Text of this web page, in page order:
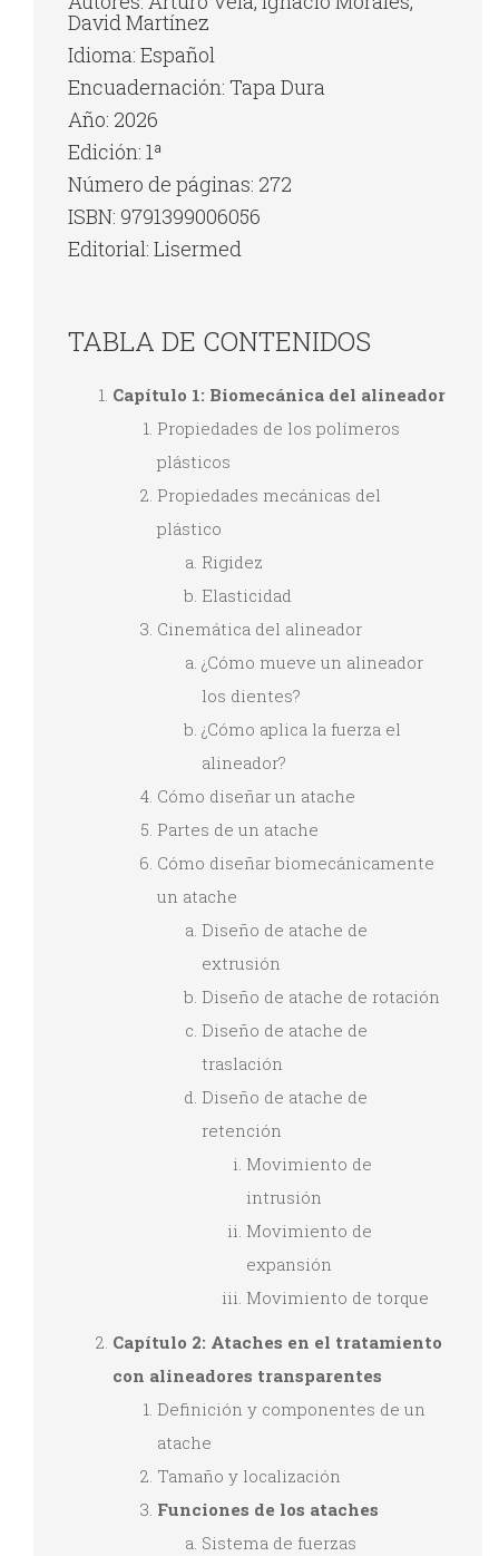
David Martínez
Idioma: Español
Encuadernación: Tapa Dura
Año: 2026
Edición: 1ª
Número de páginas: 272
ISBN: 9791399006056
Editorial: Lisermed
TABLA DE CONTENIDOS
Capítulo 1: Biomecánica del alineador
Propiedades de los polímeros
plásticos
Propiedades mecánicas del
plástico
Rigidez
Elasticidad
Cinemática del alineador
¿Cómo mueve un alineador
los dientes?
¿Cómo aplica la fuerza el
alineador?
Cómo diseñar un atache
Partes de un atache
Cómo diseñar biomecánicamente
un atache
Diseño de atache de
extrusión
Diseño de atache de rotación
Diseño de atache de
traslación
Diseño de atache de
retención
Movimiento de
intrusión
Movimiento de
expansión
Movimiento de torque
Capítulo 2: Ataches en el tratamiento
con alineadores transparentes
Definición y componentes de un
atache
Tamaño y localización
Funciones de los ataches
Sistema de fuerzas